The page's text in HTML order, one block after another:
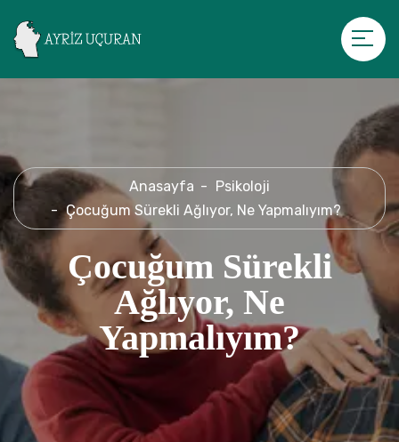
Anasayfa
Psikoloji
Çocuğum Sürekli Ağlıyor, Ne Yapmalıyım?
Çocuğum Sürekli
Ağlıyor, Ne
Yapmalıyım?